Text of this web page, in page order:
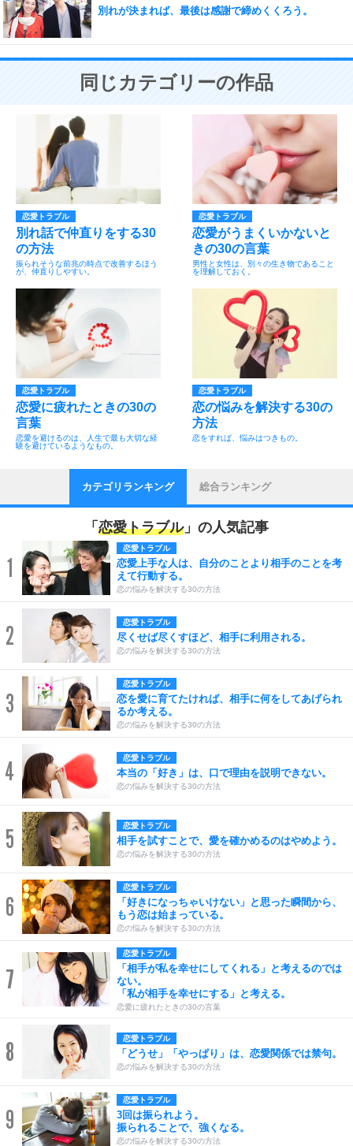
別れが決まれば、最後は感謝で締めくくろう。
同じカテゴリーの作品
恋愛トラブル
別れ話で仲直りをする30
の方法
振られそうな前兆の時点で改善するほう
が、仲直りしやすい。
恋愛トラブル
恋愛がうまくいかないと
きの30の言葉
男性と女性は、別々の生き物であること
を理解しておく。
恋愛トラブル
恋愛に疲れたときの30の
言葉
恋愛を避けるのは、人生で最も大切な経
験を避けているようなもの。
恋愛トラブル
恋の悩みを解決する30の
方法
恋をすれば、悩みはつきもの。
カテゴリランキング 総合ランキング
「 恋愛トラブル」の人気記事
1
恋愛トラブル
恋愛上手な人は、自分のことより相手のことを考
えて行動する。
恋の悩みを解決する30の方法
2 恋愛トラブル
尽くせば尽くすほど、相手に利用される。
恋の悩みを解決する30の方法
3
恋愛トラブル
恋を愛に育てたければ、相手に何をしてあげられ
るか考える。
恋の悩みを解決する30の方法
4 恋愛トラブル
本当の「好き」は、口で理由を説明できない。
恋の悩みを解決する30の方法
5 恋愛トラブル
相手を試すことで、愛を確かめるのはやめよう。
恋の悩みを解決する30の方法
6
恋愛トラブル
「好きになっちゃいけない」と思った瞬間から、
もう恋は始まっている。
恋の悩みを解決する30の方法
7
恋愛トラブル
「相手が私を幸せにしてくれる」と考えるのでは
ない。
「私が相手を幸せにする」と考える。
恋愛に疲れたときの30の言葉
8 恋愛トラブル
「どうせ」「やっぱり」は、恋愛関係では禁句。
恋の悩みを解決する30の方法
9
恋愛トラブル
3回は振られよう。
振られることで、強くなる。
恋の悩みを解決する30の方法